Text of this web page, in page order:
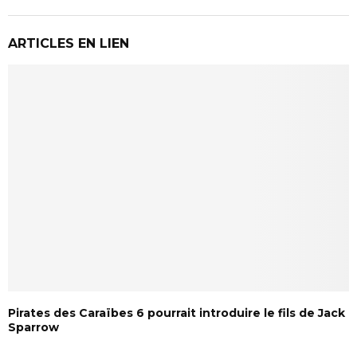
ARTICLES EN LIEN
Pirates des Caraïbes 6 pourrait introduire le fils de Jack
Sparrow